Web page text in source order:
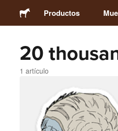
Productos
Stickers
Imanes
20
1 artículo